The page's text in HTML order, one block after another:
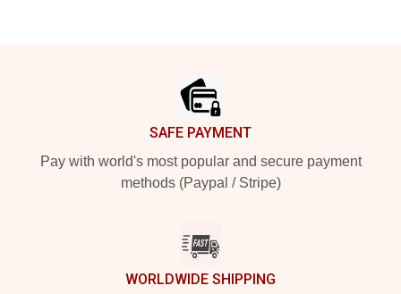
SAFE PAYMENT
Pay with world's most popular and secure payment
methods (Paypal / Stripe)
WORLDWIDE SHIPPING